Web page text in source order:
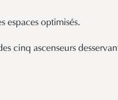
espaces optimisés.
cinq ascenseurs